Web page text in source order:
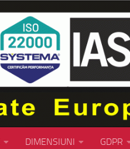
DIMENSIUNI GDPR